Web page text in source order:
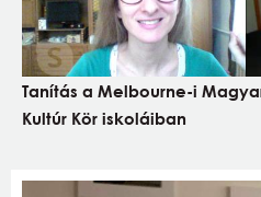
Tanítás a Melbourne-i
Kultúr Kör iskoláiban